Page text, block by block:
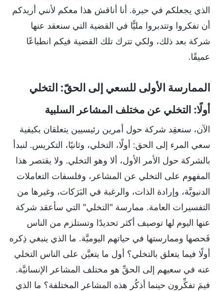
الذي يجعلكم في حيرة. أنا أناقش هذا معكم لأنني أريدكم
أن تفكروا وتتدبروا مليًّا في القضية التي سنعقد عنها
شركة بعد ذلك، ولكي تترك تلك القضية فيكم انطباعًا
عميقًا.
الممارسة الأولى للسعي إلى الحقّ: التخلي
أولًا: التخلي عن مختلف المشاعر السلبية
الآن، سنعقِد شركة حول أمرين رئيسيين يتعلقان بكيفية
سعي المرء إلى الحق: أولًا، التخلي، وثانيًا، التكريس. لنبدأ
بالشركة حول الأمر الأول، ألا وهو التخلي. ولا يقتصر هذا
المفهوم على التخلي عن المشاعر، وفلسفات التعاملات
الدنيويَّة، وإرادة الذات، والرغبة في البَرَكات، وغيرها من
التفسيرات العامة. ممارسة "التخلي" التي سأعقد شركة
عنها اليوم لها توصيف أكثر تحديدًا وتستلزم من الناس
فَحصها وممارستها في حياتهم اليوميَّة. ما الذي ينبغي ذِكره
أولًا فيما يتعلق بالتخلي؟ أول ما يتعيَّن على الناس التخلي
عنه في سعيهم إلى الحقِّ هو مختلف المشاعر الإنسانيَّة.
فيمَ تفكِّرون حينما أذكُر هذه المشاعر المختلفة؟ ما الذي